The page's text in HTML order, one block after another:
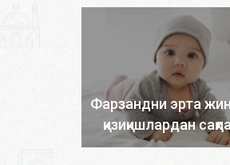
Фарзандни эрта
қизиқишлардан